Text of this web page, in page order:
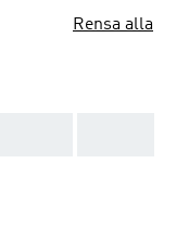
Rensa alla